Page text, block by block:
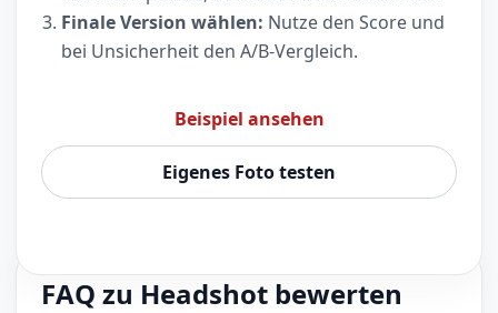
Finale Version wählen: Nutze den Score und
bei Unsicherheit den A/B-Vergleich.
Beispiel ansehen
Eigenes Foto testen
FAQ zu Headshot bewerten